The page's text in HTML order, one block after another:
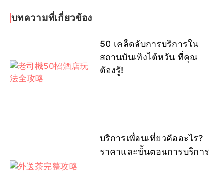
บทความที่เกี่ยวข้อง
50 เคล็ดลับการบริการใน
สถานบันเทิงไต้หวัน ที่คุณ
ต้องรู้!
บริการเพื่อนเที่ยวคืออะไร?
ราคาและขั้นตอนการบริการ